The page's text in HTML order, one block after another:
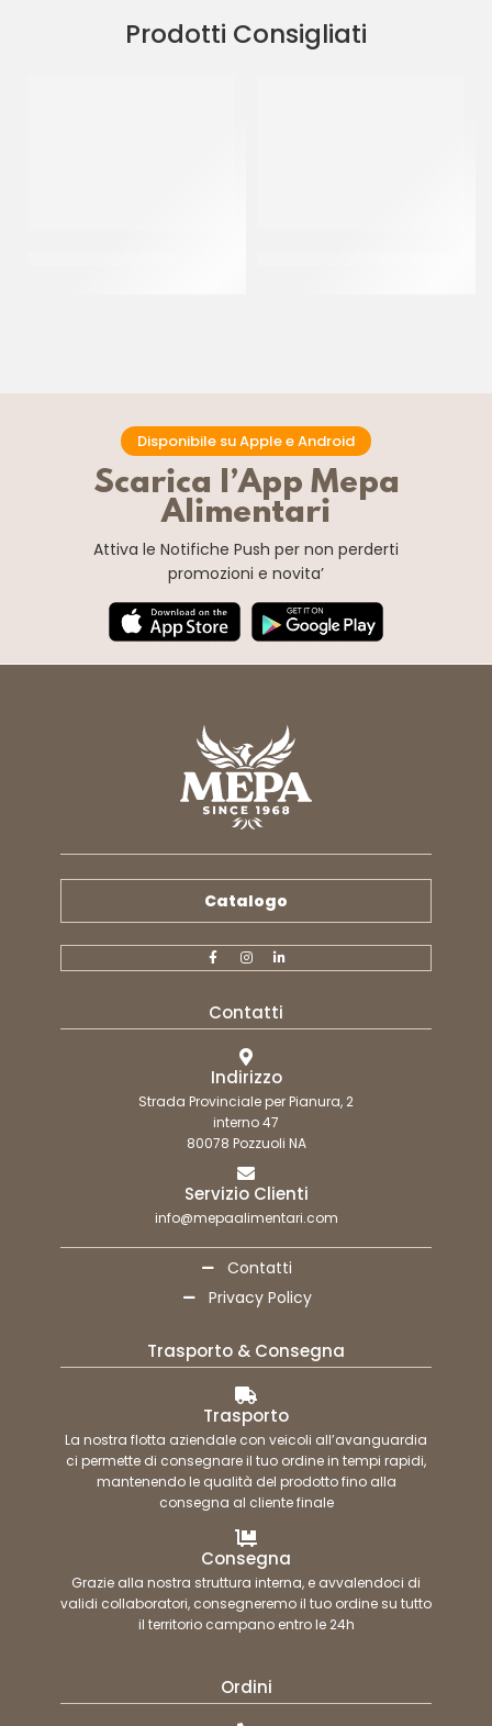
Prodotti Consigliati
Disponibile su Apple e Android
Scarica l’App Mepa
Alimentari
Attiva le Notifiche Push per non perderti
promozioni e novita’
Catalogo
Contatti
Indirizzo
Strada Provinciale per Pianura, 2
interno 47
80078 Pozzuoli NA
Servizio Clienti
info@mepaalimentari.com
Contatti
Privacy Policy
Trasporto & Consegna
Trasporto
La nostra flotta aziendale con veicoli all’avanguardia
ci permette di consegnare il tuo ordine in tempi rapidi,
mantenendo le qualità del prodotto fino alla
consegna al cliente finale
Consegna
Grazie alla nostra struttura interna, e avvalendoci di
validi collaboratori, consegneremo il tuo ordine su tutto
il territorio campano entro le 24h
Ordini